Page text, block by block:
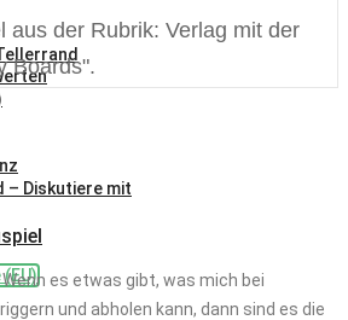
– Diskutiere mit
aus der Rubrik: Verlag mit der
Boards".
es etwas gibt, was mich bei
und abholen kann, dann sind es die